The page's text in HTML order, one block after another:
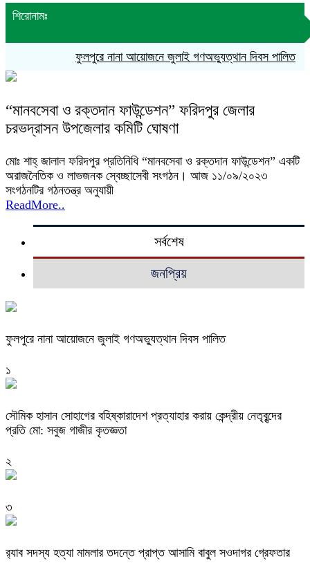
শিরোনামঃ
ফুলপুরে নানা আয়োজনে জুলাই গণঅভ্যুত্থান দিবস পালিত
“মানবসেবা ও রক্তদান ফাউন্ডেশন” ফরিদপুর জেলার
চরভদ্রাসন উপজেলার কমিটি ঘোষণা
মোঃ শাহ্ জালাল ফরিদপুর প্রতিনিধি “মানবসেবা ও রক্তদান ফাউন্ডেশন” একটি
অরাজনৈতিক ও লাভজনক স্বেচ্ছাসেবী সংগঠন। আজ ১১/০৯/২০২৩
সংগঠনটির গঠনতন্ত্র অনুযায়ী
ReadMore..
সর্বশেষ
জনপ্রিয়
ফুলপুরে নানা আয়োজনে জুলাই গণঅভ্যুত্থান দিবস পালিত
১
সৌমিক হাসান সোহাগের বহিষ্কারাদেশ প্রত্যাহার করায় কেন্দ্রীয় নেতৃবৃন্দের
প্রতি মো: সবুজ গাজীর কৃতজ্ঞতা
২
৩
র‌্যাব সদস্য হত্যা মামলার তদন্তে প্রাপ্ত আসামি বাবুল সওদাগর গ্রেফতার